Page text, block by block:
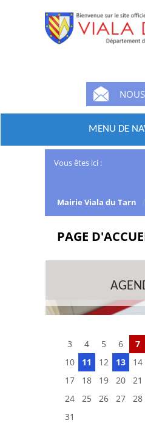
MENU DE
Vous êtes ici :
Mairie Viala du Tarn /
PAGE
3
4 5 6 7
10
11 12 13 14
17
18 19 20 21
24
25 26 27 28
31